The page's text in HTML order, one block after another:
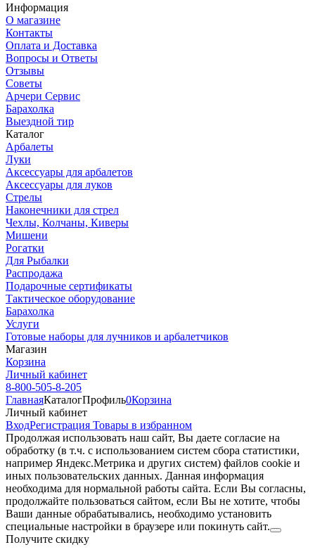
Информация
О магазине
Контакты
Оплата и Доставка
Вопросы и Ответы
Отзывы
Советы
Арчери Сервис
Барахолка
Выездной тир
Каталог
Арбалеты
Луки
Аксессуары для арбалетов
Аксессуары для луков
Стрелы
Наконечники для стрел
Чехлы, Колчаны, Киверы
Мишени
Рогатки
Для Рыбалки
Распродажа
Подарочные сертификаты
Тактическое оборудование
Барахолка
Услуги
Готовые наборы для лучников и арбалетчиков
Магазин
Корзина
Личный кабинет
8-800-505-8-205
ГлавнаяКаталогПрофиль0Корзина
Личный кабинет
ВходРегистрация Товары в избранном
Продолжая использовать наш cайт, Вы даете согласие на
обработку (в т.ч. с использованием систем сбора статистики,
например Яндекс.Метрика и других систем) файлов cookie и
иных пользовательских данных. Данная информация
необходима для нормальной работы сайта. Если Вы согласны,
продолжайте пользоваться сайтом, если Вы не хотите, чтобы
Ваши данные обрабатывались, необходимо установить
специальные настройки в браузере или покинуть сайт.
Получите скидку